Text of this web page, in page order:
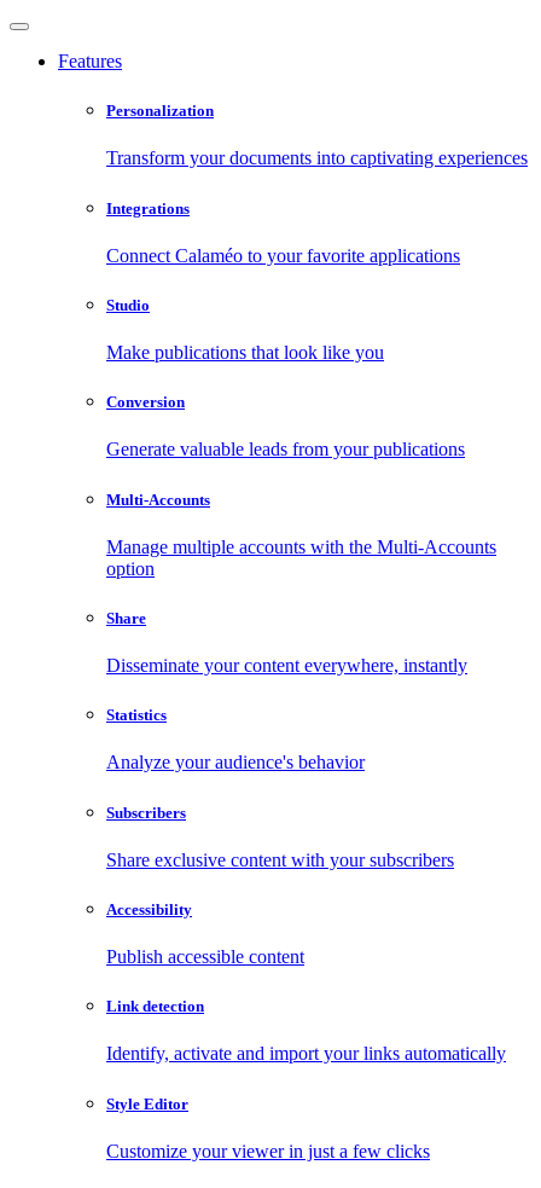
Features
Personalization
Transform your documents into captivating experiences
Integrations
Connect Calaméo to your favorite applications
Studio
Make publications that look like you
Conversion
Generate valuable leads from your publications
Multi-Accounts
Manage multiple accounts with the Multi-Accounts
option
Share
Disseminate your content everywhere, instantly
Statistics
Analyze your audience's behavior
Subscribers
Share exclusive content with your subscribers
Accessibility
Publish accessible content
Link detection
Identify, activate and import your links automatically
Style Editor
Customize your viewer in just a few clicks